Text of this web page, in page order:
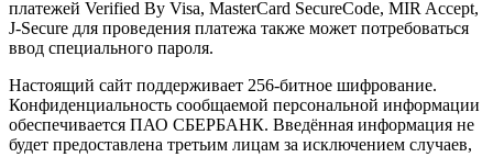
платежей Verified By Visa, MasterCard SecureCode, MIR Accept,
J-Secure для проведения платежа также может потребоваться
ввод специального пароля.
Настоящий сайт поддерживает 256-битное шифрование.
Конфиденциальность сообщаемой персональной информации
обеспечивается ПАО СБЕРБАНК. Введённая информация не
будет предоставлена третьим лицам за исключением случаев,